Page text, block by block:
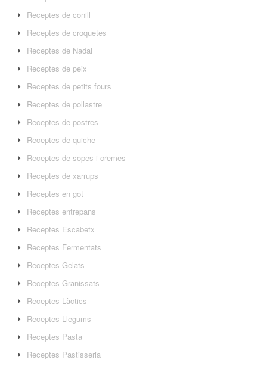
Receptes de conill
Receptes de croquetes
Receptes de Nadal
Receptes de peix
Receptes de petits fours
Receptes de pollastre
Receptes de postres
Receptes de quiche
Receptes de sopes i cremes
Receptes de xarrups
Receptes en got
Receptes entrepans
Receptes Escabetx
Receptes Fermentats
Receptes Gelats
Receptes Granissats
Receptes Làctics
Receptes Llegums
Receptes Pasta
Receptes Pastisseria